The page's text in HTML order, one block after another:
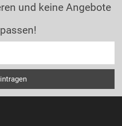
und keine Angebote